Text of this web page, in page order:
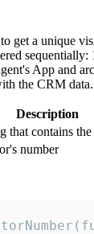
get a unique
App and
the CRM data.
Description
that contains
number